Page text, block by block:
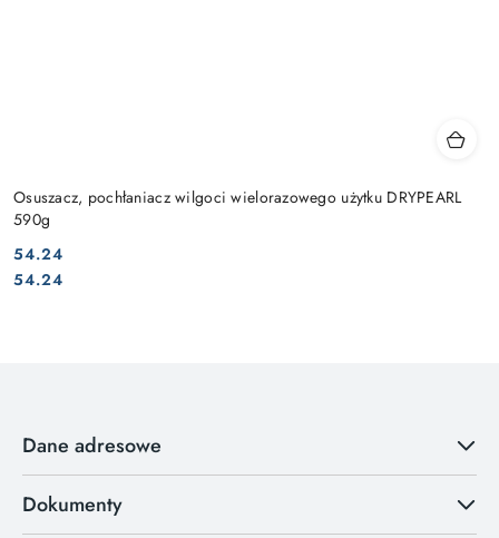
Osuszacz, pochłaniacz wilgoci wielorazowego użytku DRYPEARL
590g
Cena:
54.24
Cena:
54.24
Dane adresowe
Dokumenty